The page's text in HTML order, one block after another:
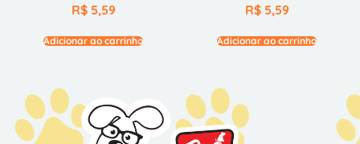
R$5,59
Adicionar ao carrinho
R$5,59
Adicionar ao carrinho